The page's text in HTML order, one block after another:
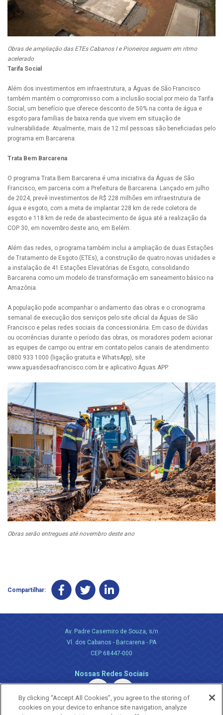
Obras de ampliação das ETEs Cabanos I e Pioneiros seguem em ritmo
acelerado
Tarifa Social
Além dos investimentos em infraestrutura, a Águas de São Francisco
também mantém o compromisso com a inclusão social por meio da Tarifa
Social, um benefício que oferece desconto de 50% na conta de água e
esgoto para famílias de baixa renda que vivem em situação de
vulnerabilidade. Atualmente, mais de 12 mil pessoas são beneficiadas pelo
programa em Barcarena.
Trata Bem Barcarena
O programa Trata Bem Barcarena é uma iniciativa da Águas de São
Francisco, em parceria com a Prefeitura de Barcarena. Lançado em julho
de 2024, prevê investimentos de R$ 228 milhões em infraestrutura de
água e esgoto, com a meta de implantar 228 km de rede coletora de
esgoto e 118 km de rede de abastecimento de água até a realização da
COP 30, em novembro deste ano, em Belém.
Além das redes, o programa também inclui a ampliação de duas Estações
de Tratamento de Esgoto (ETEs), a construção de quatro novas unidades e
a instalação de 41 Estações Elevatórias de Esgoto, consolidando
Barcarena como um modelo de transformação em saneamento básico na
Amazônia.
A população pode acompanhar o andamento das obras e o cronograma
semanal de execução dos serviços pelo site oficial da Águas de São
Francisco e pelas redes sociais da concessionária. Em caso de dúvidas
ou ocorrências durante o período das obras, os moradores podem acionar
as equipes de campo ou entrar em contato pelos canais de atendimento:
0800 933 1000 (ligação gratuita e WhatsApp), site
www.aguasdesaofrancisco.com.br e aplicativo Águas APP.
Obras serão entregues até novembro deste ano
Compartilhar:
Av. Padre Casemiro de Souza, s/n
Vl. dos Cabanos - Barcarena - PA
CEP 68447-000
Nossas Redes Sociais
By clicking “Accept All Cookies”, you agree to the storing of
cookies on your device to enhance site navigation, analyze